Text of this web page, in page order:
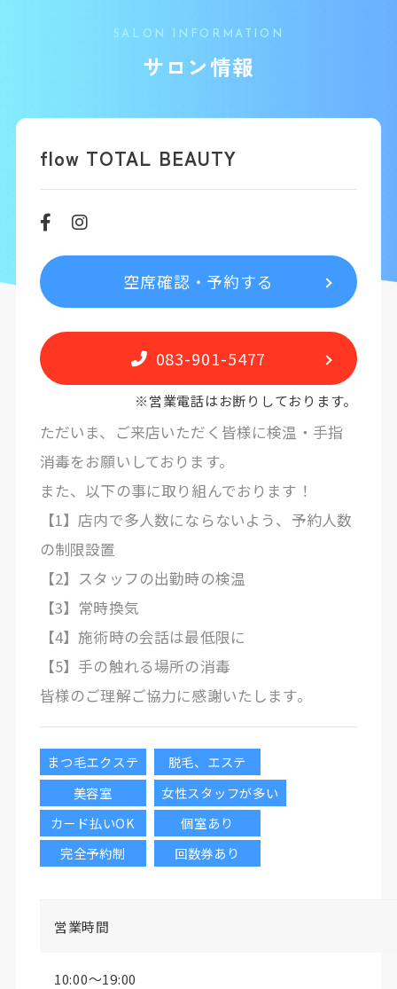
SALON INFORMATION
サロン情報
flow TOTAL BEAUTY
空席確認・予約する
083-901-5477
※営業電話はお断りしております。
ただいま、ご来店いただく皆様に検温・手指
消毒をお願いしております。
また、以下の事に取り組んでおります！
【1】店内で多人数にならないよう、予約人数
の制限設置
【2】スタッフの出勤時の検温
【3】常時換気
【4】施術時の会話は最低限に
【5】手の触れる場所の消毒
皆様のご理解ご協力に感謝いたします。
まつ毛エクステ
脱毛、エステ
美容室
女性スタッフが多い
カード払いOK
個室あり
完全予約制
回数券あり
営業時間
10:00～19:00